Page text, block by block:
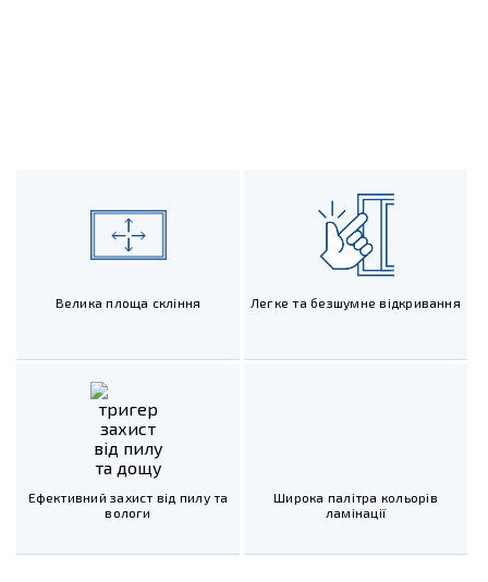
Велика площа скління Легке та безшумне відкривання
Ефективний захист від пилу та
вологи
Широка палітра кольорів
ламінації